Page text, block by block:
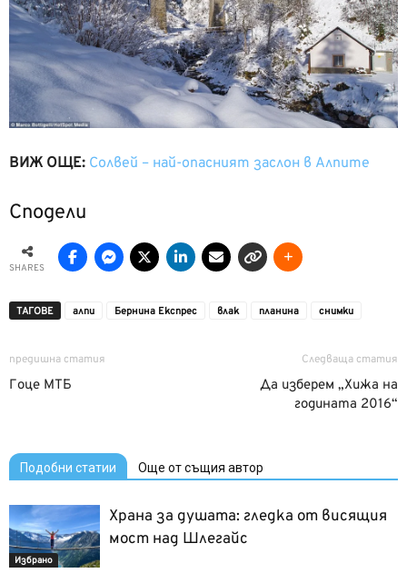
ВИЖ ОЩЕ: Солвей – най-опасният заслон в Алпите
Сподели
SHARES
ТАГОВЕ алпи Бернина Експрес влак планина снимки
предишна статия
Гоце МТБ
Следваща статия
Да изберем „Хижа на
годината 2016“
Подобни статии Още от същия автор
Избрано
Храна за душата: гледка от висящия
мост над Шлегайс